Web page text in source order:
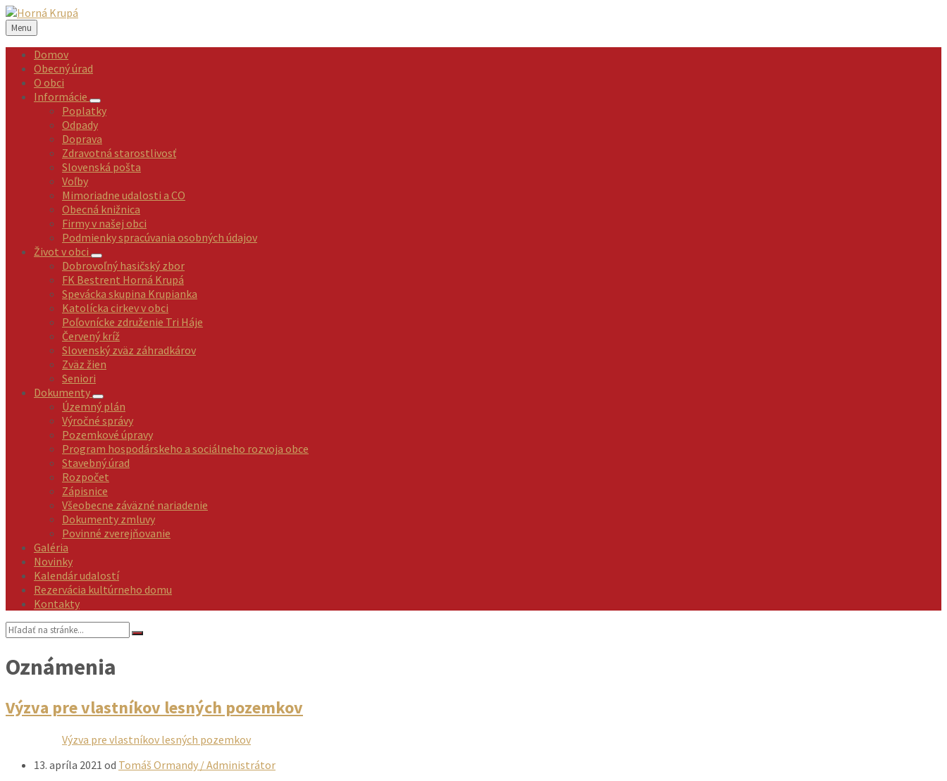
Preskočiť
na
obsah
Preskočiť
na
ľavý
panel
Preskočiť
na
pätičku
Menu
Domov
Obecný úrad
O obci
Informácie
Poplatky
Odpady
Doprava
Zdravotná starostlivosť
Slovenská pošta
Voľby
Mimoriadne udalosti a CO
Obecná knižnica
Firmy v našej obci
Podmienky spracúvania osobných údajov
Život v obci
Dobrovoľný hasičský zbor
FK Bestrent Horná Krupá
Spevácka skupina Krupianka
Katolícka cirkev v obci
Poľovnícke združenie Tri Háje
Červený kríž
Slovenský zväz záhradkárov
Zväz žien
Seniori
Dokumenty
Územný plán
Výročné správy
Pozemkové úpravy
Program hospodárskeho a sociálneho rozvoja obce
Stavebný úrad
Rozpočet
Zápisnice
Všeobecne záväzné nariadenie
Dokumenty zmluvy
Povinné zverejňovanie
Galéria
Novinky
Kalendár udalostí
Rezervácia kultúrneho domu
Kontakty
Vyhľadávanie:
Oznámenia
Výzva pre vlastníkov lesných pozemkov
Výzva pre vlastníkov lesných pozemkov
13. apríla 2021 od Tomáš Ormandy / Administrátor